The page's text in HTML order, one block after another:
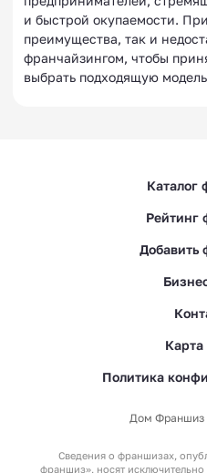
и быстрой окупаемости.
преимущества, так и
франчайзингом, чтобы
выбрать подходящую
Каталог
Рейтинг
Добавить
Карта
Политика
Дом Франшиз